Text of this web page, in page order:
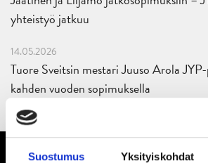
Suostumus Yksityiskohdat
yhteistyö jatkuu
14.05.2026
Tuore Sveitsin mestari Juuso Arola
kahden vuoden sopimuksella